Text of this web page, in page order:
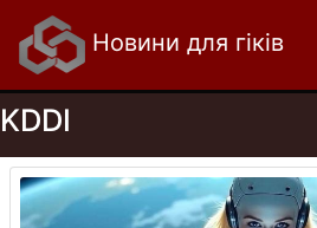
Новини для гіків
KDDI